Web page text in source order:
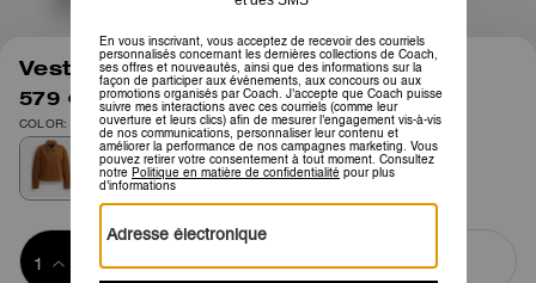
1/4
Veste en daim
579 € 895 €
COLOR: Sépia
panier
ACHETER MAINTENANT